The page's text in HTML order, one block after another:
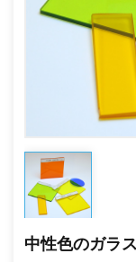
中性色のガラ